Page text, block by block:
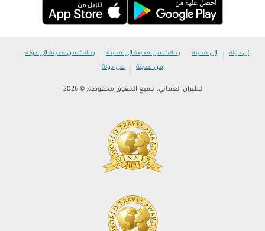
إلى دولة | إلى مدينة | رحلات من مدينة إلى مدينة | رحلات من مدينة إلى دولة |
من مدينة | من دولة
الطيران العماني. جميع الحقوق محفوظة. © 2026